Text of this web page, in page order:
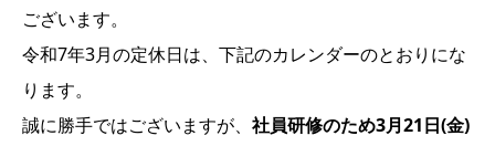
ございます。
令和7年3月の定休日は、下記のカレンダーのとおりにな
ります。
誠に勝手ではございますが、 社員研修のため3月21日(金)